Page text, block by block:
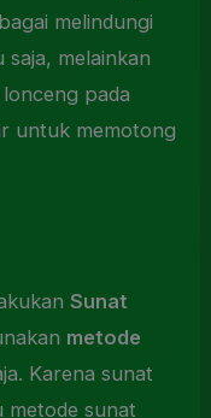
melindungi
saja, melainkan
pada
untuk memotong
Sunat
metode
Karena sunat
metode sunat